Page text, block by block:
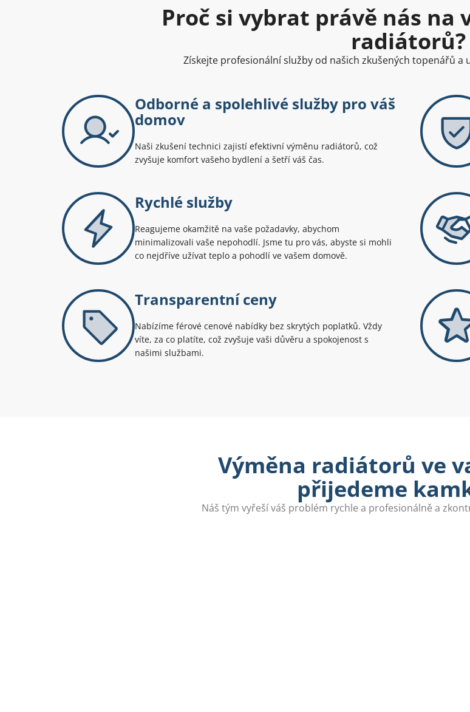
Proč si vybrat právě nás na
radiátorů?
Získejte profesionální služby od našich zkušených topenářů
Odborné a spolehlivé služby pro váš
domov
Naši zkušení technici zajistí efektivní výměnu radiátorů, což
zvyšuje komfort vašeho bydlení a šetří váš čas.
Rychlé služby
Reagujeme okamžitě na vaše požadavky, abychom
minimalizovali vaše nepohodlí. Jsme tu pro vás, abyste si mohli
co nejdříve užívat teplo a pohodlí ve vašem domově.
Transparentní ceny
Nabízíme férové cenové nabídky bez skrytých poplatků. Vždy
víte, za co platíte, což zvyšuje vaši důvěru a spokojenost s
našimi službami.
Výměna radiátorů ve
přijedeme
Náš tým vyřeší váš problém rychle a profesionálně a